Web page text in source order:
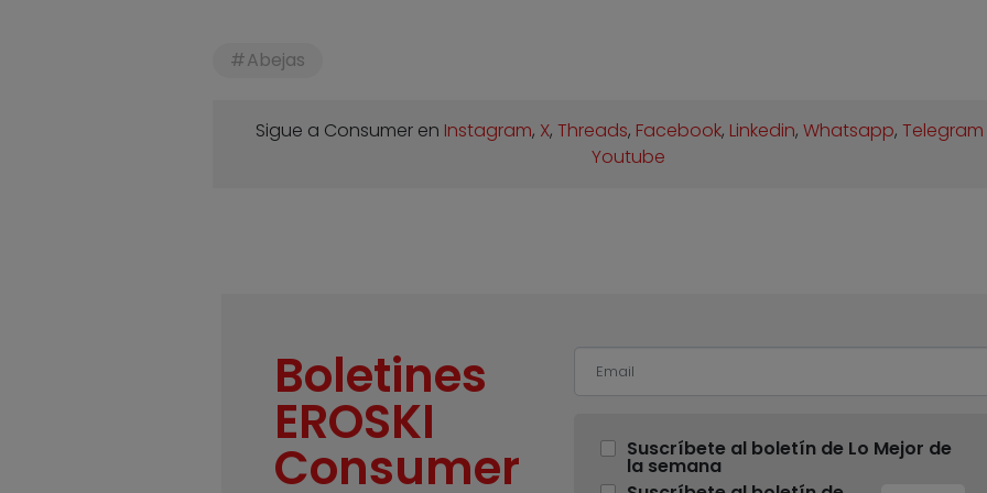
Abejas
Sigue a Consumer en Instagram, X,Threads, Facebook, Linkedin,Whatsapp,Telegram
Youtube
Boletines
EROSKI
Consumer Suscríbete al boletín de Lo Mejor de
la semana